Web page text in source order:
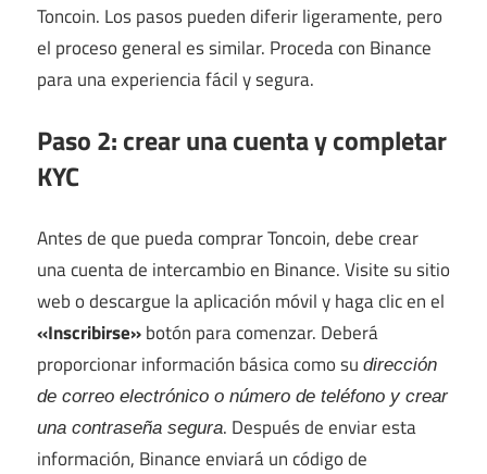
Toncoin. Los pasos pueden diferir ligeramente, pero
el proceso general es similar. Proceda con Binance
para una experiencia fácil y segura.
Paso 2: crear una cuenta y completar
KYC
Antes de que pueda comprar Toncoin, debe crear
una cuenta de intercambio en Binance. Visite su sitio
web o descargue la aplicación móvil y haga clic en el
«Inscribirse»botón para comenzar. Deberá
proporcionar información básica como su dirección
de correo electrónico o número de teléfono y crear
una contraseña segura. Después de enviar esta
información, Binance enviará un código de